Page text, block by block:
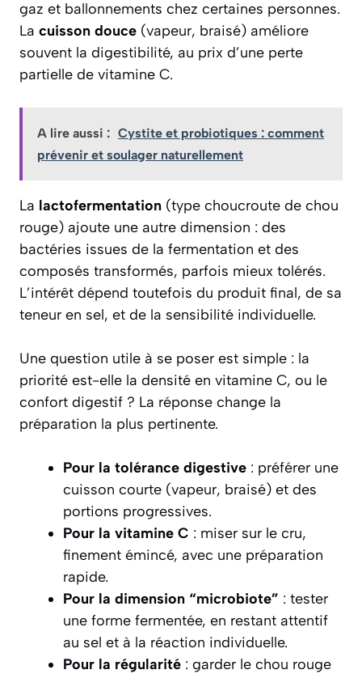
gaz et ballonnements chez certaines personnes.
La cuisson douce (vapeur, braisé) améliore
souvent la digestibilité, au prix d’une perte
partielle de vitamine C.
A lire aussi : Cystite et probiotiques : comment
prévenir et soulager naturellement
La lactofermentation (type choucroute de chou
rouge) ajoute une autre dimension : des
bactéries issues de la fermentation et des
composés transformés, parfois mieux tolérés.
L’intérêt dépend toutefois du produit final, de sa
teneur en sel, et de la sensibilité individuelle.
Une question utile à se poser est simple : la
priorité est-elle la densité en vitamine C, ou le
confort digestif ? La réponse change la
préparation la plus pertinente.
Pour la tolérance digestive : préférer une
cuisson courte (vapeur, braisé) et des
portions progressives.
Pour la vitamine C : miser sur le cru,
finement émincé, avec une préparation
rapide.
Pour la dimension “microbiote” : tester
une forme fermentée, en restant attentif
au sel et à la réaction individuelle.
Pour la régularité : garder le chou rouge